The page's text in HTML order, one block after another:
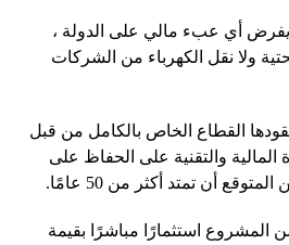
يفرض أي عبء مالي على الدولة ،
ولا نقل الكهرباء من الشركات
تقودها القطاع الخاص بالكامل من قبل
المالية والتقنية على الحفاظ على
أن تمتد أكثر من 50 عامًا.
المشروع استثمارًا مباشرًا بقيمة